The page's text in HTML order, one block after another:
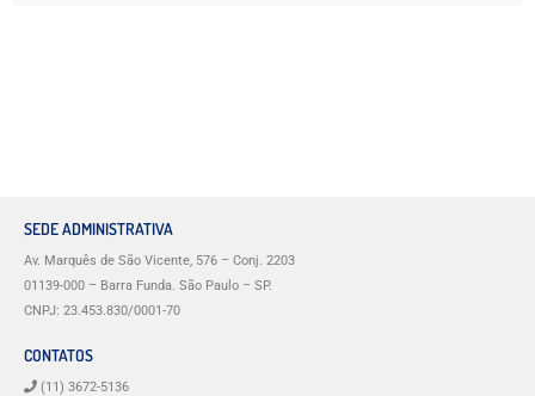
SEDE ADMINISTRATIVA
Av. Marquês de São Vicente, 576 – Conj. 2203
01139-000 – Barra Funda. São Paulo – SP.
CNPJ: 23.453.830/0001-70
CONTATOS
(11) 3672-5136